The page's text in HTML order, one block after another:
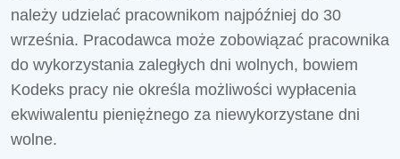
należy udzielać pracownikom najpóźniej do 30
września. Pracodawca może zobowiązać pracownika
do wykorzystania zaległych dni wolnych, bowiem
Kodeks pracy nie określa możliwości wypłacenia
ekwiwalentu pieniężnego za niewykorzystane dni
wolne.